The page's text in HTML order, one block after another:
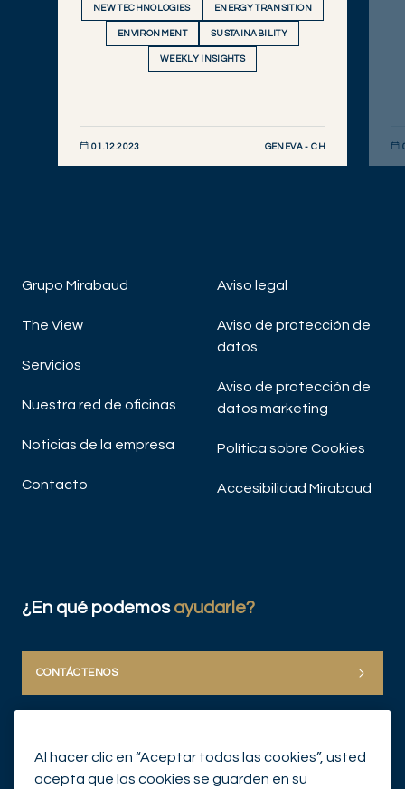
NEW TECHNOLOGIES ENERGY TRANSITION
ENVIRONMENT SUSTAINABILITY
WEEKLY INSIGHTS
01.12.2023 GENEVA - CH
Grupo Mirabaud
The View
Servicios
Nuestra red de oficinas
Noticias de la empresa
Contacto
Aviso legal
Aviso de protección de
datos
Aviso de protección de
datos marketing
Política sobre Cookies
Accesibilidad Mirabaud
¿En qué podemos ayudarle?
CONTÁCTENOS
Al hacer clic en “Aceptar todas las cookies”, usted
acepta que las cookies se guarden en su